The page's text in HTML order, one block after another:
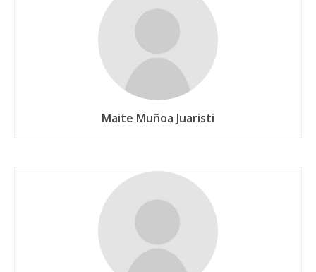
Maite Muñoa Juaristi